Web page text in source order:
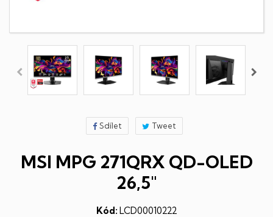
Sdílet Tweet
MSI MPG 271QRX QD-OLED
26,5"
Kód: LCD00010222